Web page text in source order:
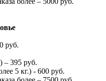
руб.
– 395 руб.
5 кг.) - 600 руб.